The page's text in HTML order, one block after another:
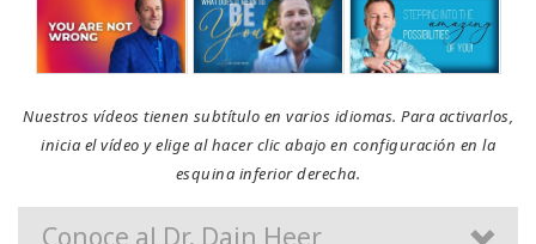
Nuestros vídeos tienen subtítulo en varios idiomas. Para activarlos,
inicia el vídeo y elige al hacer clic abajo en configuración en la
esquina inferior derecha.
Conoce al Dr. Dain Heer